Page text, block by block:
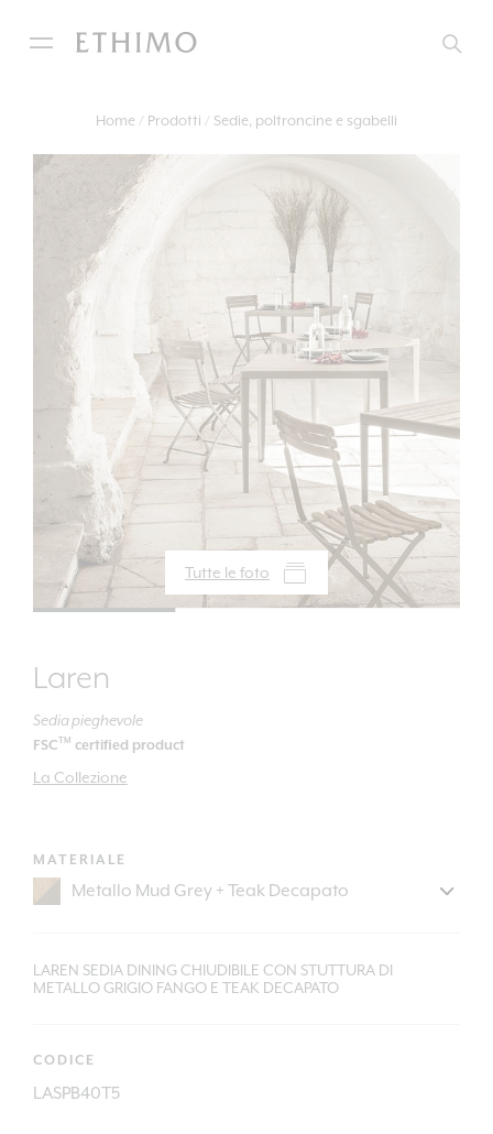
Home Prodotti Sedie, poltroncine e sgabelli
Tutte le foto
Laren
Sedia pieghevole
FSCTM certified product
La Collezione
MATERIALE
LAREN SEDIA DINING CHIUDIBILE CON STUTTURA DI
METALLO GRIGIO FANGO E TEAK DECAPATO
CODICE
LASPB40T5